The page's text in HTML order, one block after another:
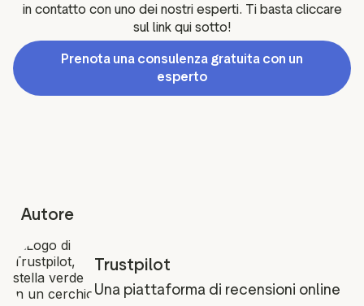
in contatto con uno dei nostri esperti. Ti basta cliccare
sul link qui sotto!
Prenota una consulenza gratuita con un
esperto
Autore
Trustpilot
Una piattaforma di recensioni online